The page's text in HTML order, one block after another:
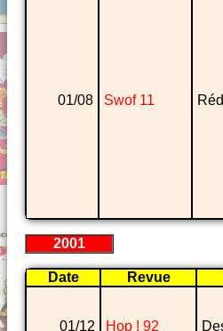
01/08 Swof 11
2001
Date Revue
01/12 Hop ! 92